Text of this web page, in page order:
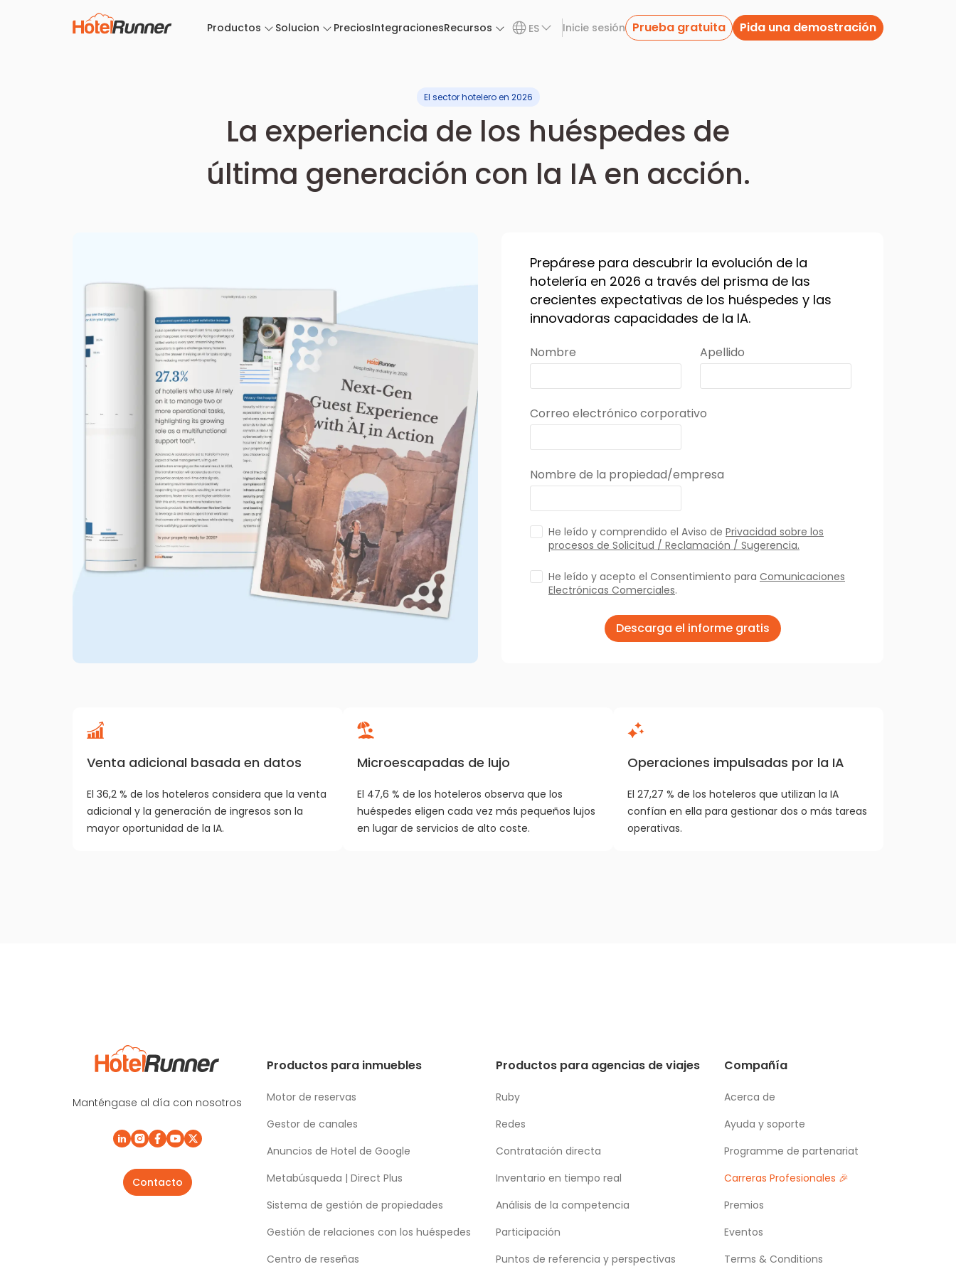
Productos Solucion PreciosIntegracionesRecursos ES Inicie sesión Prueba gratuita Pida una demostración
El sector hotelero en 2026
La experiencia de los huéspedes de
última generación con la IA en acción.
Prepárese para descubrir la evolución de la
hotelería en 2026 a través del prisma de las
crecientes expectativas de los huéspedes y las
innovadoras capacidades de la IA.
Nombre Apellido
Correo electrónico corporativo
Nombre de la propiedad/empresa
He leído y comprendido el Aviso de Privacidad sobre los
procesos de Solicitud / Reclamación / Sugerencia.
He leído y acepto el Consentimiento para Comunicaciones
Electrónicas Comerciales.
Descarga el informe gratis
Venta adicional basada en datos
El 36,2 % de los hoteleros considera que la venta
adicional y la generación de ingresos son la
mayor oportunidad de la IA.
Microescapadas de lujo
El 47,6 % de los hoteleros observa que los
huéspedes eligen cada vez más pequeños lujos
en lugar de servicios de alto coste.
Operaciones impulsadas por la IA
El 27,27 % de los hoteleros que utilizan la IA
confían en ella para gestionar dos o más tareas
operativas.
Manténgase al día con nosotros
Contacto
Productos para inmuebles
Motor de reservas
Gestor de canales
Anuncios de Hotel de Google
Metabúsqueda | Direct Plus
Sistema de gestión de propiedades
Gestión de relaciones con los huéspedes
Centro de reseñas
Productos para agencias de viajes
Ruby
Redes
Contratación directa
Inventario en tiempo real
Análisis de la competencia
Participación
Puntos de referencia y perspectivas
Compañía
Acerca de
Ayuda y soporte
Programme de partenariat
Carreras Profesionales 🎉
Premios
Eventos
Terms & Conditions